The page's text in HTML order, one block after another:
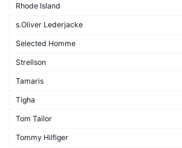
Rhode Island
s.Oliver Lederjacke
Selected Homme
Strellson
Tamaris
Tigha
Tom Tailor
Tommy Hilfiger